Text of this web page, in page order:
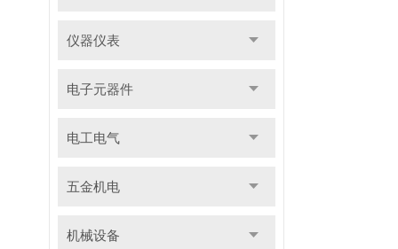
仪器仪表
电子元器件
电工电气
五金机电
机械设备